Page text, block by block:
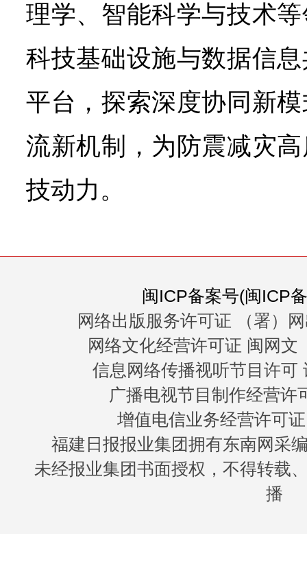
理学、智能科学与技术
科技基础设施与数据信
平台，探索深度协同新
流新机制，为防震减灾
技动力。
闽ICP备案号(闽ICP
网络出版服务许可证 （署）
网络文化经营许可证 闽网文
信息网络传播视听节目许可
广播电视节目制作经营许
增值电信业务经营许可
福建日报报业集团拥有东南网采
未经报业集团书面授权，不得转载
播